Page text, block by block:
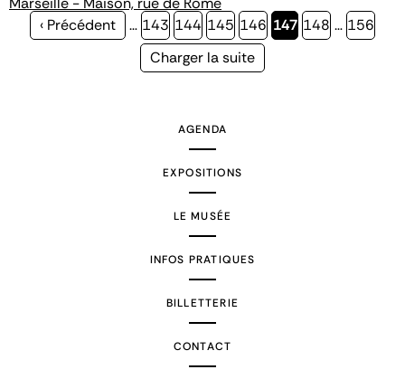
Page
‹ Précédent … Page
143 Page
144 Page
145 Page
146 Page
147 Page
148 … Page
156
Page
Charger la suite
AGENDA
EXPOSITIONS
LE MUSÉE
INFOS PRATIQUES
BILLETTERIE
CONTACT